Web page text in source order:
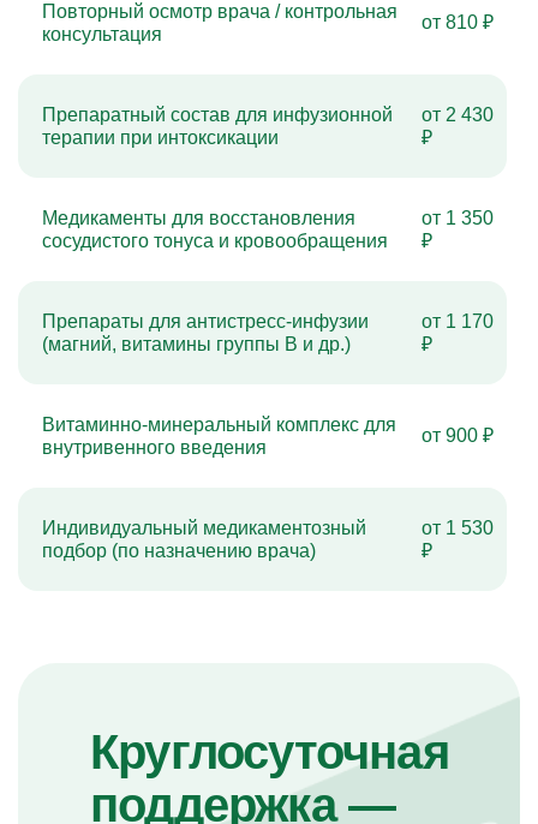
Повторный осмотр врача / контрольная
консультация
от 810 ₽
Препаратный состав для инфузионной
терапии при интоксикации
от 2 430
₽
Медикаменты для восстановления
сосудистого тонуса и кровообращения
от 1 350
₽
Препараты для антистресс-инфузии
(магний, витамины группы B и др.)
от 1 170
₽
Витаминно-минеральный комплекс для
внутривенного введения
от 900 ₽
Индивидуальный медикаментозный
подбор (по назначению врача)
от 1 530
₽
Круглосуточная
поддержка —